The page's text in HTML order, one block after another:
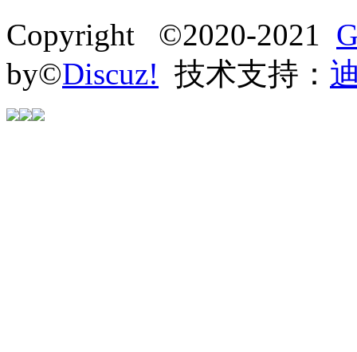
Copyright ©2020-2021
by©Discuz! 技术支持：